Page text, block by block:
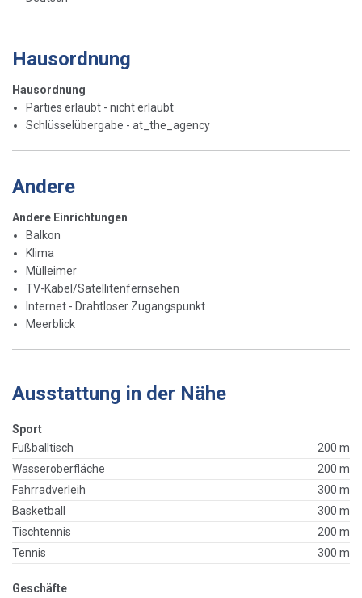
Hausordnung
Hausordnung
Parties erlaubt - nicht erlaubt
Schlüsselübergabe - at_the_agency
Andere
Andere Einrichtungen
Balkon
Klima
Mülleimer
TV-Kabel/Satellitenfernsehen
Internet - Drahtloser Zugangspunkt
Meerblick
Ausstattung in der Nähe
Sport
Fußballtisch
200 m
Wasseroberfläche
200 m
Fahrradverleih
300 m
Basketball
300 m
Tischtennis
200 m
Tennis
300 m
Geschäfte